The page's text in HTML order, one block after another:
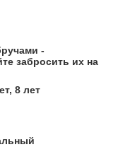
-
забросить их на
8 лет